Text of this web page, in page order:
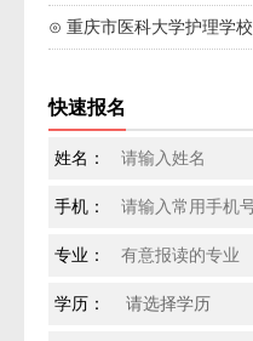
⊙ 重庆市医科大学护理学校
快速报名
姓名：
手机：
专业：
学历：